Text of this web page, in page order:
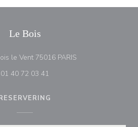
Le Bois
le Vent 75016 PARIS
01 40 72 03 41